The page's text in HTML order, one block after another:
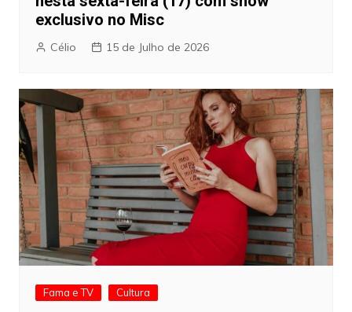
exclusivo no Misc
Célio 15 de Julho de 2026
Fama e TV Cultura